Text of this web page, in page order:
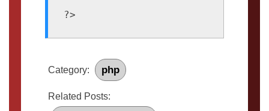
Category: php
Related Posts: